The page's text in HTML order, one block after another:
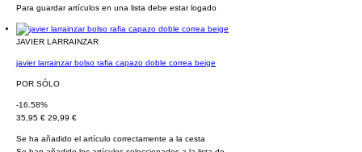
Para guardar artículos en una lista debe estar logado
JAVIER LARRAINZAR
javier larrainzar bolso rafia capazo doble correa beige
POR SÓLO
-16.58%
35,95 € 29,99 €
Se ha añadido el artículo correctamente a la cesta